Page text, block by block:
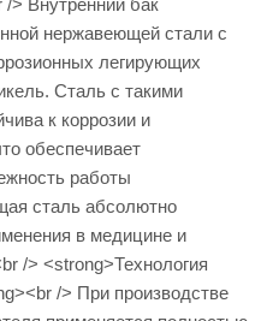
нержавеющей стали с
легирующих
Сталь с такими
к коррозии и
обеспечивает
работы
сталь абсолютно
в медицине и
/> <strong>Технология
/> При производстве